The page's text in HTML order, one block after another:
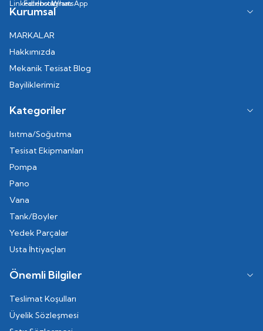
Kurumsal
MARKALAR
Hakkımızda
Mekanik Tesisat Blog
Bayiliklerimiz
Kategoriler
Isıtma/Soğutma
Tesisat Ekipmanları
Pompa
Pano
Vana
Tank/Boyler
Yedek Parçalar
Usta İhtiyaçları
Önemli Bilgiler
Teslimat Koşulları
Üyelik Sözleşmesi